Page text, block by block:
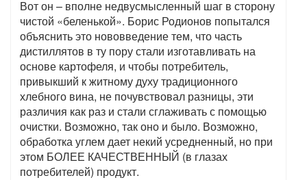
Вот он – вполне недвусмысленный шаг в сторону
чистой «беленькой». Борис Родионов попытался
объяснить это нововведение тем, что часть
дистиллятов в ту пору стали изготавливать на
основе картофеля, и чтобы потребитель,
привыкший к житному духу традиционного
хлебного вина, не почувствовал разницы, эти
различия как раз и стали сглаживать с помощью
очистки. Возможно, так оно и было. Возможно,
обработка углем дает некий усредненный, но при
этом БОЛЕЕ КАЧЕСТВЕННЫЙ (в глазах
потребителей) продукт.